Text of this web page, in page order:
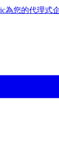
為您的代理式